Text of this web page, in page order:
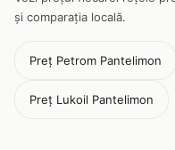
și comparația locală.
Preț Petrom Pantelimon
Preț Lukoil Pantelimon